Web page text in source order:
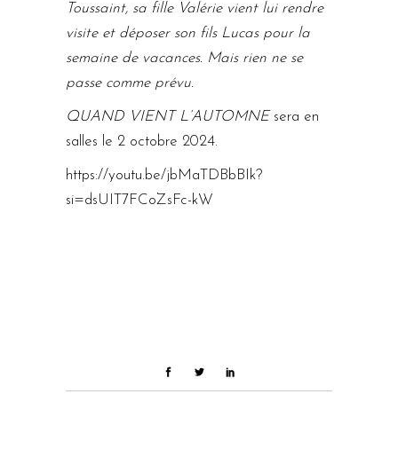
Toussaint, sa fille Valérie vient lui rendre
visite et déposer son fils Lucas pour la
semaine de vacances. Mais rien ne se
passe comme prévu.
QUAND VIENT L’AUTOMNE sera en
salles le 2 octobre 2024.
https://youtu.be/jbMaTDBbBIk?
si=dsUIT7FCoZsFc-kW